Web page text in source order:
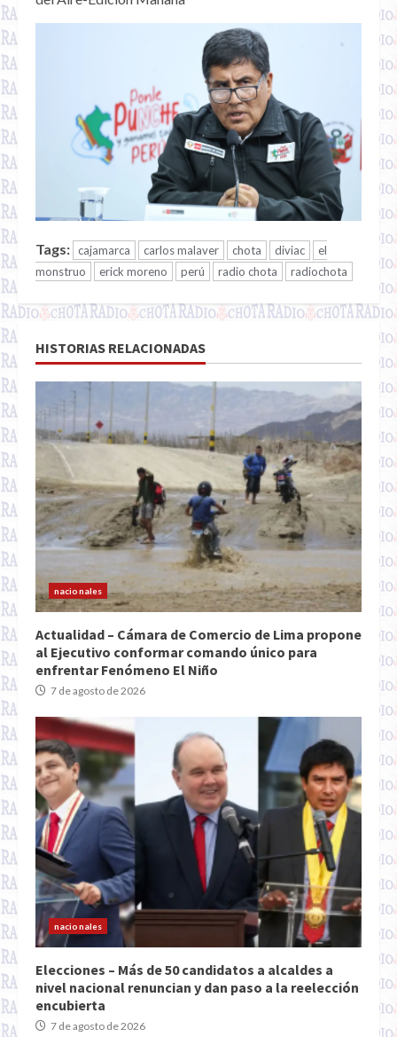
Tags: cajamarca carlos malaver chota diviac
el
monstruo
erick moreno perú radio chota radiochota
HISTORIAS RELACIONADAS
nacionales
Actualidad – Cámara de Comercio de Lima propone
al Ejecutivo conformar comando único para
enfrentar Fenómeno El Niño
7 de agosto de 2026
nacionales
Elecciones – Más de 50 candidatos a alcaldes a
nivel nacional renuncian y dan paso a la reelección
encubierta
7 de agosto de 2026